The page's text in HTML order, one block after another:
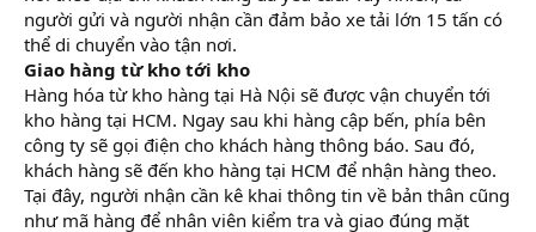
người gửi và người nhận cần đảm bảo xe tải lớn 15 tấn có
thể di chuyển vào tận nơi.
Giao hàng từ kho tới kho
Hàng hóa từ kho hàng tại Hà Nội sẽ được vận chuyển tới
kho hàng tại HCM. Ngay sau khi hàng cập bến, phía bên
công ty sẽ gọi điện cho khách hàng thông báo. Sau đó,
khách hàng sẽ đến kho hàng tại HCM để nhận hàng theo.
Tại đây, người nhận cần kê khai thông tin về bản thân cũng
như mã hàng để nhân viên kiểm tra và giao đúng mặt